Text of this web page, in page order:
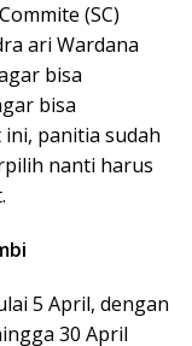
(SC)
ari Wardana
bisa
bisa
panitia sudah
nanti harus
5 April, dengan
30 April